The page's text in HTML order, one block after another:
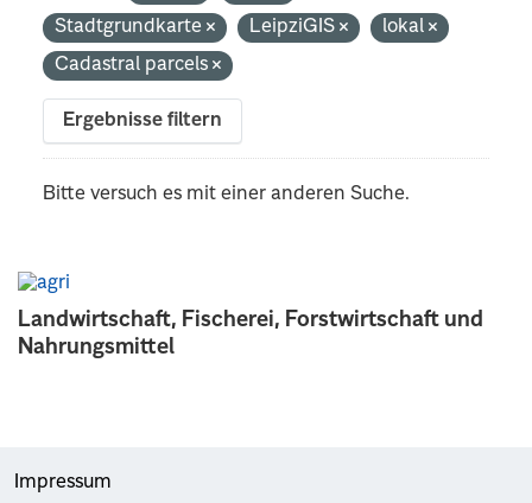
Landwirtschaft, Fischerei, Forstwirtschaft und
Nahrungsmittel
Stadtgrundkarte
LeipziGIS
lokal
Cadastral parcels
Ergebnisse filtern
Bitte versuch es mit einer anderen Suche.
Impressum